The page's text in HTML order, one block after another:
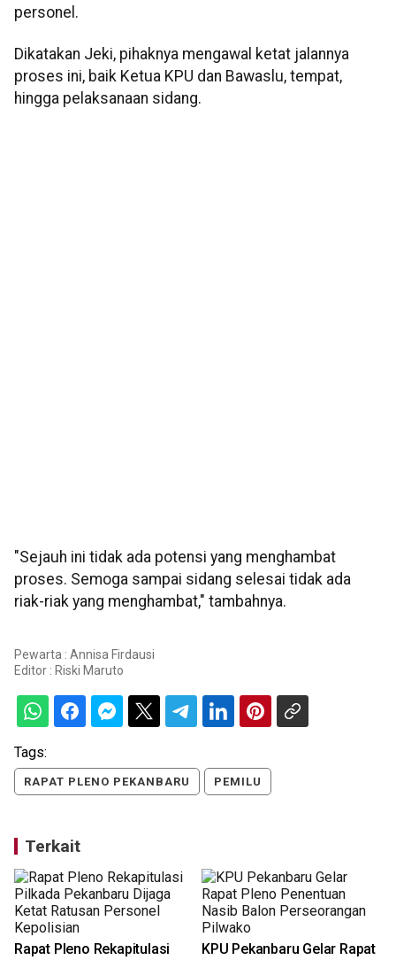
personel.
Dikatakan Jeki, pihaknya mengawal ketat jalannya
proses ini, baik Ketua KPU dan Bawaslu, tempat,
hingga pelaksanaan sidang.
"Sejauh ini tidak ada potensi yang menghambat
proses. Semoga sampai sidang selesai tidak ada
riak-riak yang menghambat," tambahnya.
Pewarta : Annisa Firdausi
Editor : Riski Maruto
Tags:
RAPAT PLENO PEKANBARU PEMILU
Terkait
Rapat Pleno Rekapitulasi
KPU Pekanbaru Gelar Rapat